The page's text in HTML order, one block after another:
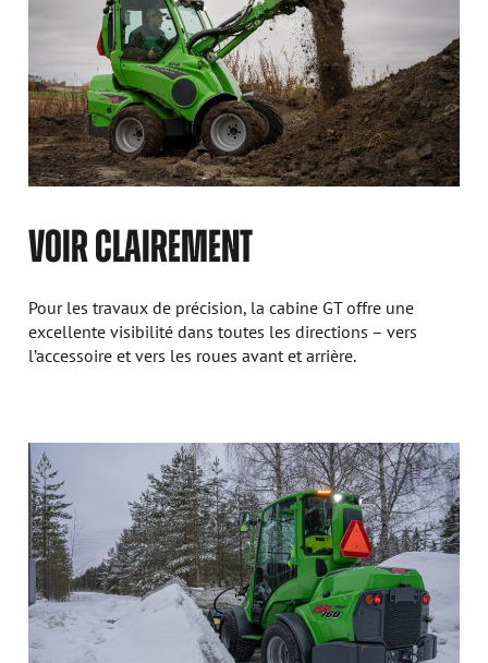
VOIR CLAIREMENT
Pour les travaux de précision, la cabine GT offre une
excellente visibilité dans toutes les directions – vers
l’accessoire et vers les roues avant et arrière.